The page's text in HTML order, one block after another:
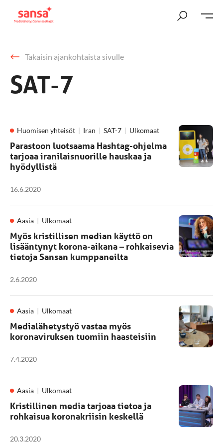
Takaisin ajankohtaista sivulle
SAT-7
Huomisen yhteisöt Iran SAT-7 Ulkomaat
Parastoon luotsaama Hashtag-ohjelma
tarjoaa iranilaisnuorille hauskaa ja
hyödyllistä
16.6.2020
Aasia Ulkomaat
Myös kristillisen median käyttö on
lisääntynyt korona-aikana – rohkaisevia
tietoja Sansan kumppaneilta
2.6.2020
Aasia Ulkomaat
Medialähetystyö vastaa myös
koronaviruksen tuomiin haasteisiin
7.4.2020
Aasia Ulkomaat
Kristillinen media tarjoaa tietoa ja
rohkaisua koronakriisin keskellä
20.3.2020